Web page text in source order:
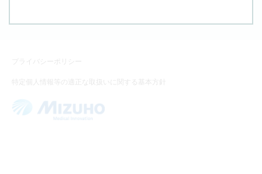
プライバシーポリシー
特定個人情報等の適正な取扱いに関する基本方針